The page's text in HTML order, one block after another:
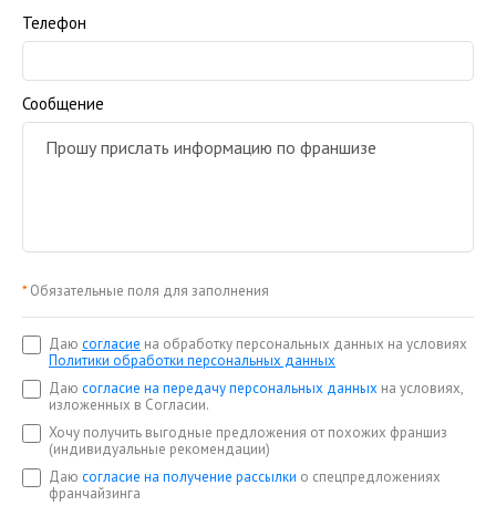
Телефон
Сообщение
* Обязательные поля для заполнения
Даю согласие на обработку персональных данных на условиях
Политики обработки персональных данных
Даю согласие на передачу персональных данных на условиях,
изложенных в Согласии.
Хочу получить выгодные предложения от похожих франшиз
(индивидуальные рекомендации)
Даю согласие на получение рассылки о спецпредложениях
франчайзинга